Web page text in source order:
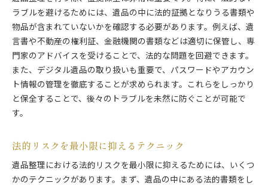
ラブルを避けるためには、遺品の中に法的証拠となりうる書類や
物品が含まれていないかを確認する必要があります。例えば、遺
言書や不動産の権利証、金融機関の書類などは適切に保管し、専
門家のアドバイスを受けることで、法的な問題を回避できます。
また、デジタル遺品の取り扱いも重要で、パスワードやアカウン
ト情報の管理を徹底することが求められます。これらをしっかり
と保全することで、後々のトラブルを未然に防ぐことが可能で
す。
法的リスクを最小限に抑えるテクニック
遺品整理における法的リスクを最小限に抑えるためには、いくつ
かのテクニックがあります。まず、遺品の中にある法的書類をし